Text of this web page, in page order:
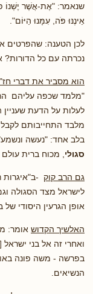
שנאמר: "אֶת-אֲשֶׁר יֶשְׁנוֹ
אֵינֶנּוּ פֹּה, עִמָּנוּ הַיּוֹם".
לכן הטענה: שהפרטים
נכרתה עם כל הדורות?
הוא מסביר את דברי
"מלמד שכפה עליהם הר
לעלות על הדעת
מלבד התחייבותם
בלב אחד: "נעשה
סגולי , מכוח ברית
גם הרב קוק -
לישראל מצד הסגולה
אופן הגרעין היסודי
האלשיך הקדוש אומר:
ואחרי זה אל בני
בפרשה - משה פונה
הנשיאים.